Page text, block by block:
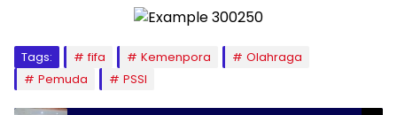
Tags: fifa Kemenpora
Olahraga
Pemuda
PSSI